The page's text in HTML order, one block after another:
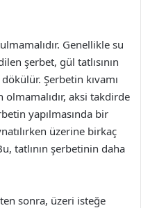
Genellikle su
şerbet, gül tatlısının
Şerbetin kıvamı
aksi takdirde
yapılmasında bir
üzerine birkaç
tatlının şerbetinin daha
sonra, üzeri isteğe